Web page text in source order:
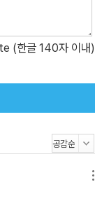
비의 모습은 한결
비를 있게 한 가족,
입체적으로 복원할
내놓아도 부끄럽지
지, 스승에게 보낸
을 편안히 맞이할
(한글 140자 이내)